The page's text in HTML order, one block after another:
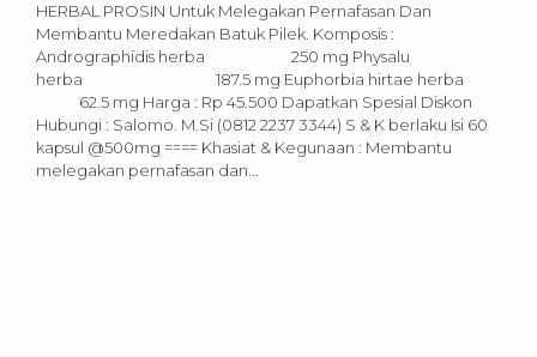
HERBAL PROSIN Untuk Melegakan Pernafasan Dan
Membantu Meredakan Batuk Pilek. Komposis :
Andrographidis herba 250 mg Physalu
herba 187.5 mg Euphorbia hirtae herba
62.5 mg Harga : Rp 45.500 Dapatkan Spesial Diskon
Hubungi : Salomo. M.Si (0812 2237 3344) S & K berlaku Isi 60
kapsul @500mg ==== Khasiat & Kegunaan : Membantu
melegakan pernafasan dan...